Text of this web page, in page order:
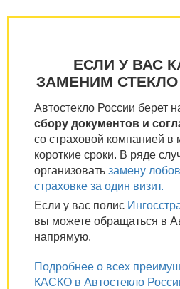
ЕСЛИ У ВАС
ЗАМЕНИМ
Автостекло России берет
сбору документов и
со страховой компанией в
короткие сроки. В ряде
организовать замену
страховке за один визит.
Если у вас полис
вы можете обращаться в
напрямую.
Подробнее о всех
КАСКО в Автостекло